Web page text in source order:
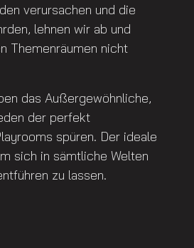
verursachen und die
lehnen wir ab und
Themenräumen nicht
das Außergewöhnliche,
der perfekt
spüren. Der ideale
sich in sämtliche Welten
zu lassen.